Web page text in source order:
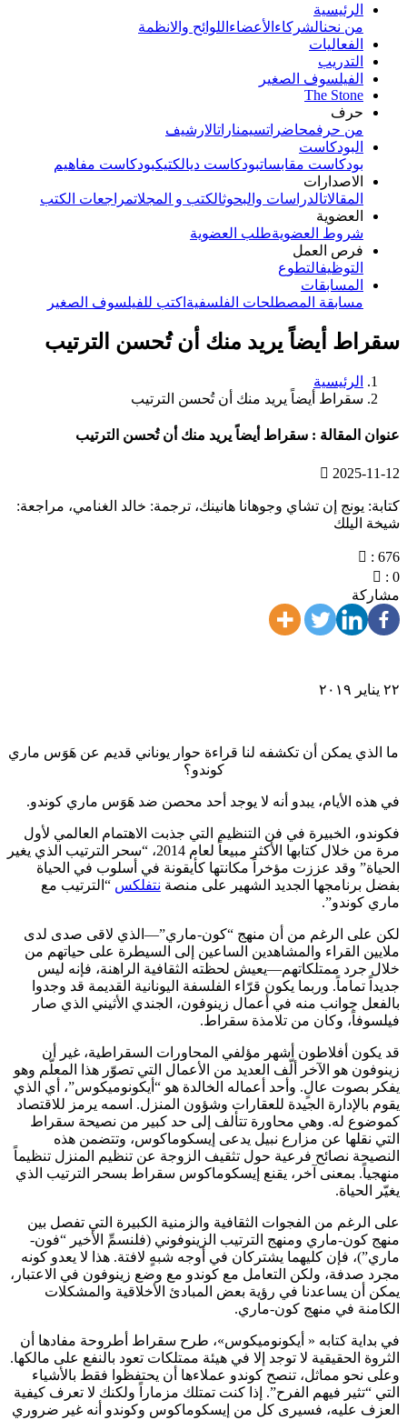
الرئيسية
من نحنالشركاء الأعضاء اللوائح والانظمة
الفعاليات
التدريب
الفيلسوف الصغير
The Stone
حرف
من حرفمحاضراتسيمناراتالارشيف
البودكاست
بودكاست مقابساتبودكاست ديالكتيكبودكاست مفاهيم
الاصدارات
المقالاتالدراسات والبحوثالكتب و المجلاتمراجعات الكتب
العضوية
شروط العضويةطلب العضوية
فرص العمل
التوظيفالتطوع
المسابقات
مسابقة المصطلحات الفلسفية اكتب للفيلسوف الصغير
سقراط أيضاً يريد منك أن تُحسن الترتيب
الرئيسية
سقراط أيضاً يريد منك أن تُحسن الترتيب
عنوان المقالة : سقراط أيضاً يريد منك أن تُحسن الترتيب
2025-11-12
كتابة: يونج إن تشاي وجوهانا هانينك، ترجمة: خالد الغنامي، مراجعة:
شيخة اليلك
: 676
: 0
مشاركة
٢٢ يناير ٢٠١٩
ما الذي يمكن أن تكشفه لنا قراءة حوار يوناني قديم عن هَوَس ماري
كوندو؟
في هذه الأيام، يبدو أنه لا يوجد أحد محصن ضد هَوَس ماري كوندو.
فكوندو، الخبيرة في فن التنظيم التي جذبت الاهتمام العالمي لأول
مرة من خلال كتابها الأكثر مبيعاً لعام 2014، “سحر الترتيب الذي يغير
الحياة” وقد عززت مؤخراً مكانتها كأيقونة في أسلوب في الحياة
بفضل برنامجها الجديد الشهير على منصة نتفلكس “الترتيب مع
ماري كوندو”.
لكن على الرغم من أن منهج “كون-ماري”—الذي لاقى صدى لدى
ملايين القراء والمشاهدين الساعين إلى السيطرة على حياتهم من
خلال جرد ممتلكاتهم—يعيش لحظته الثقافية الراهنة، فإنه ليس
جديداً تماماً. وربما يكون قرّاء الفلسفة اليونانية القديمة قد وجدوا
بالفعل جوانب منه في أعمال زينوفون، الجندي الأثيني الذي صار
فيلسوفاً، وكان من تلامذة سقراط.
قد يكون أفلاطون أشهر مؤلفي المحاورات السقراطية، غير أن
زينوفون هو الآخر ألّف العديد من الأعمال التي تصوّر هذا المعلّم وهو
يفكر بصوت عالٍ. وأحد أعماله الخالدة هو “أيكونوميكوس”، أي الذي
يقوم بالإدارة الجيدة للعقارات وشؤون المنزل. اسمه يرمز للاقتصاد
كموضوع له. وهي محاورة تتألف إلى حد كبير من نصيحة سقراط
التي نقلها عن مزارع نبيل يدعى إيسكوماكوس، وتتضمن هذه
النصيحة نصائح فرعية حول تثقيف الزوجة عن تنظيم المنزل تنظيماً
منهجياً. بمعنى آخر، يقنع إيسكوماكوس سقراط بسحر الترتيب الذي
يغيّر الحياة.
على الرغم من الفجوات الثقافية والزمنية الكبيرة التي تفصل بين
منهج كون-ماري ومنهج الترتيب الزينوفوني (فلنسمِّ الأخير “فون-
ماري”)، فإن كليهما يشتركان في أوجه شبهٍ لافتة. هذا لا يعدو كونه
مجرد صدفة، ولكن التعامل مع كوندو مع وضع زينوفون في الاعتبار،
يمكن أن يساعدنا في رؤية بعض المبادئ الأخلاقية والمشكلات
الكامنة في منهج كون-ماري.
في بداية كتابه « أيكونوميكوس»، طرح سقراط أطروحة مفادها أن
الثروة الحقيقية لا توجد إلا في هيئة ممتلكات تعود بالنفع على مالكها.
وعلى نحو مماثل، تنصح كوندو عملاءها أن يحتفظوا فقط بالأشياء
التي “تثير فيهم الفرح”. إذا كنت تمتلك مزماراً ولكنك لا تعرف كيفية
العزف عليه، فسيرى كل من إيسكوماكوس وكوندو أنه غير ضروري